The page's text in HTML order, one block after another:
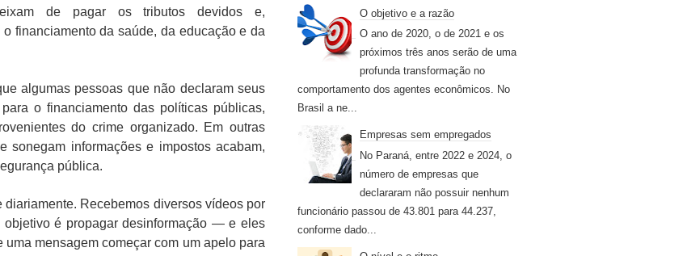
de pagar os tributos devidos e,
financiamento da saúde, da educação e da
algumas pessoas que não declaram seus
o financiamento das políticas públicas,
do crime organizado. Em outras
sonegam informações e impostos acabam,
pública.
Recebemos diversos vídeos por
é propagar desinformação — e eles
mensagem começar com um apelo para
O objetivo e a razão
O ano de 2020, o de 2021 e os
próximos três anos serão de uma
profunda transformação no
comportamento dos agentes econômicos. No
Brasil a ne...
Empresas sem empregados
No Paraná, entre 2022 e 2024, o
número de empresas que
declararam não possuir nenhum
funcionário passou de 43.801 para 44.237,
conforme dado...